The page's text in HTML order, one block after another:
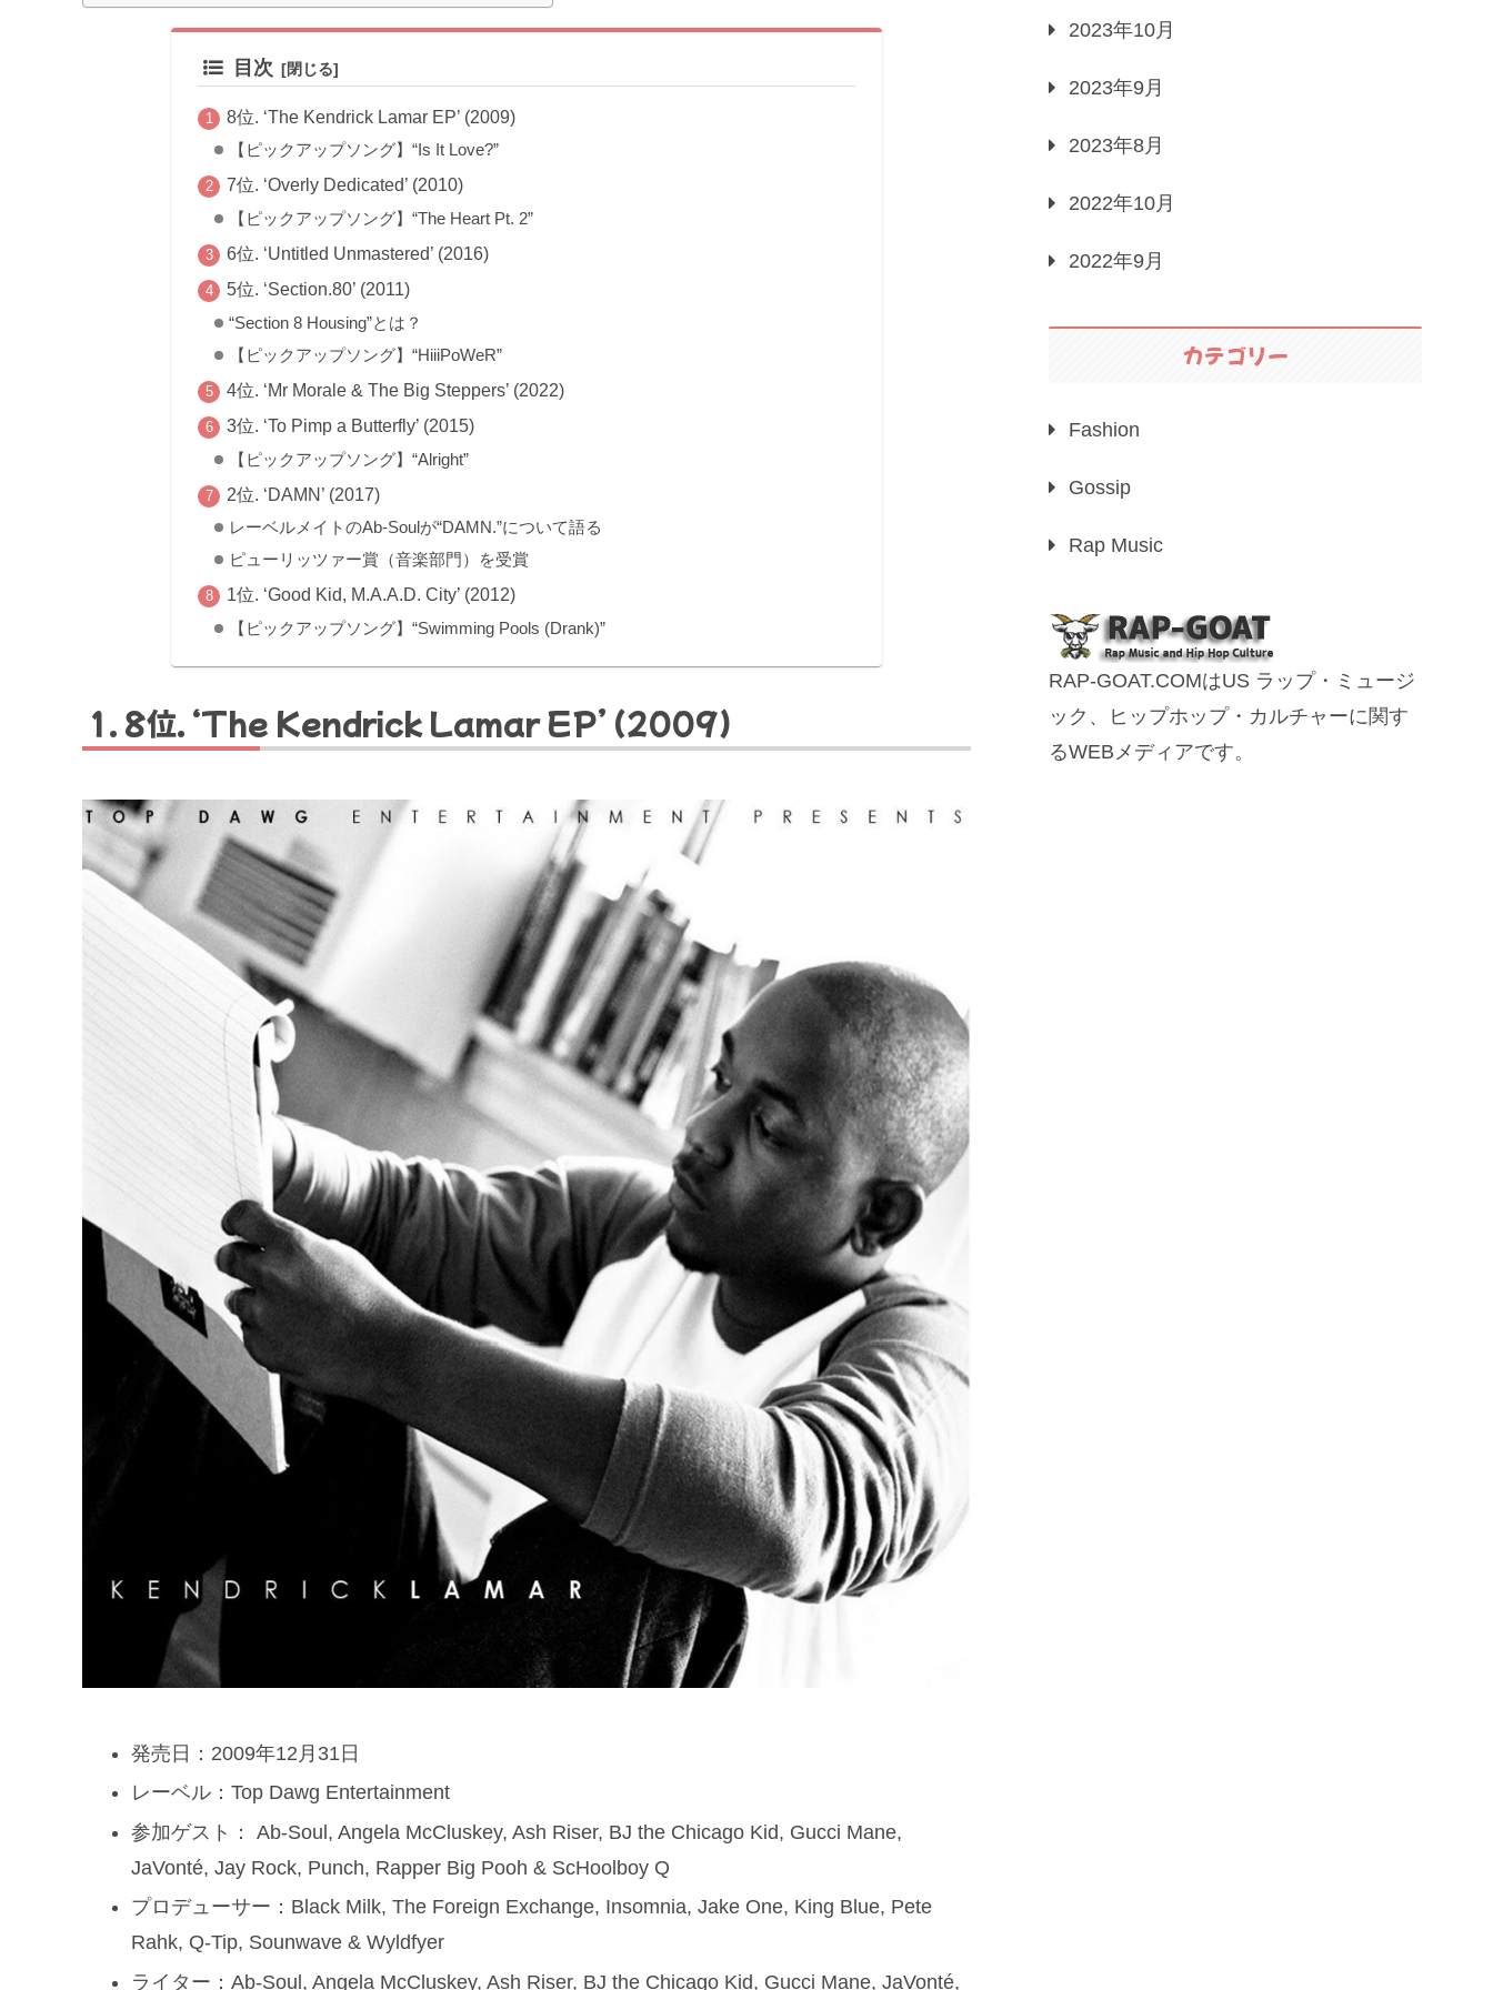
目次
8位. ‘The Kendrick Lamar EP’ (2009)
【ピックアップソング】“Is It Love?”
7位. ‘Overly Dedicated’ (2010)
【ピックアップソング】“The Heart Pt. 2”
6位. ‘Untitled Unmastered’ (2016)
5位. ‘Section.80’ (2011)
“Section 8 Housing”とは？
【ピックアップソング】“HiiiPoWeR”
4位. ‘Mr Morale & The Big Steppers’ (2022)
3位. ‘To Pimp a Butterfly’ (2015)
【ピックアップソング】“Alright”
2位. ‘DAMN’ (2017)
レーベルメイトのAb-Soulが“DAMN.”について語る
ピューリッツァー賞（音楽部門）を受賞
1位. ‘Good Kid, M.A.A.D. City’ (2012)
【ピックアップソング】“Swimming Pools (Drank)”
8位. ‘The Kendrick Lamar EP’ (2009)
発売日：2009年12月31日
レーベル：Top Dawg Entertainment
参加ゲスト： Ab-Soul, Angela McCluskey, Ash Riser, BJ the Chicago Kid, Gucci Mane,
JaVonté, Jay Rock, Punch, Rapper Big Pooh & ScHoolboy Q
プロデューサー：Black Milk, The Foreign Exchange, Insomnia, Jake One, King Blue, Pete
Rahk, Q-Tip, Sounwave & Wyldfyer
ライター：Ab-Soul, Angela McCluskey, Ash Riser, BJ the Chicago Kid, Gucci Mane, JaVonté,
2023年10月
2023年9月
2023年8月
2022年10月
2022年9月
カテゴリー
Fashion
Gossip
Rap Music
RAP-GOAT.COMはUS ラップ・ミュージ
ック、ヒップホップ・カルチャーに関す
るWEBメディアです。